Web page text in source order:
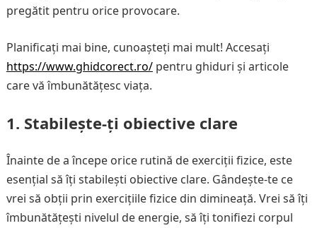
pregătit pentru orice provocare.
Planificați mai bine, cunoașteți mai mult! Accesați
https://www.ghidcorect.ro/pentru ghiduri și articole
care vă îmbunătățesc viața.
1. Stabilește-ți obiective clare
Înainte de a începe orice rutină de exerciții fizice, este
esențial să îți stabilești obiective clare. Gândește-te ce
vrei să obții prin exercițiile fizice din dimineață. Vrei să îți
îmbunătățești nivelul de energie, să îți tonifiezi corpul